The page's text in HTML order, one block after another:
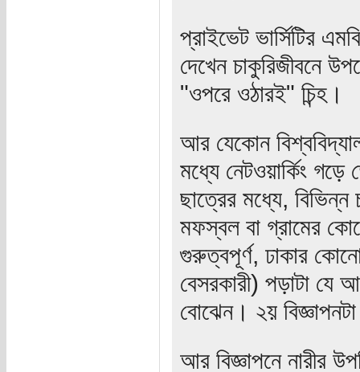
প্রাইভেট ভার্সিটির
দেখেন চাকুরিজীবনে
"ওপরে ওঠারই" চিন্হ।
আর যেকোন
মধ্যে নেটওয়ার্কিং
ছাত্রের মধ্যে, বিভিন্ন
মফস্বল বা গ্রামের
গুরুত্বপূর্ণ, ঢাকার কোনো
বেসরকারী) পড়াটা যে
বোঝেন। ২য়
আর বিজ্ঞাপনে নারীর